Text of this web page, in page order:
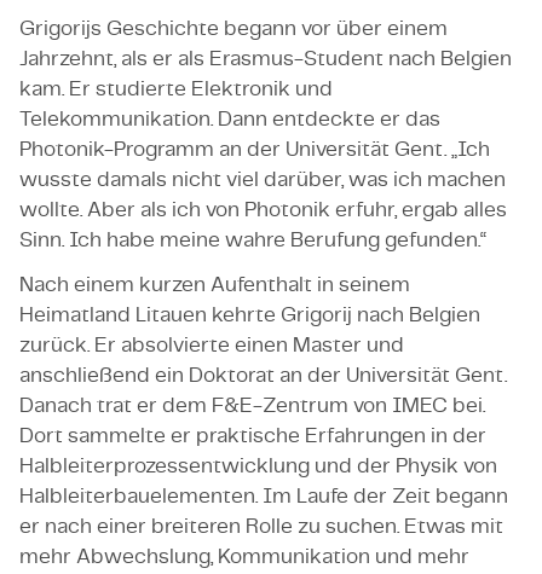
Grigorijs Geschichte begann vor über einem
Jahrzehnt, als er als Erasmus-Student nach Belgien
kam. Er studierte Elektronik und
Telekommunikation. Dann entdeckte er das
Photonik-Programm an der Universität Gent. „Ich
wusste damals nicht viel darüber, was ich machen
wollte. Aber als ich von Photonik erfuhr, ergab alles
Sinn. Ich habe meine wahre Berufung gefunden.“
Nach einem kurzen Aufenthalt in seinem
Heimatland Litauen kehrte Grigorij nach Belgien
zurück. Er absolvierte einen Master und
anschließend ein Doktorat an der Universität Gent.
Danach trat er dem F&E-Zentrum von IMEC bei.
Dort sammelte er praktische Erfahrungen in der
Halbleiterprozessentwicklung und der Physik von
Halbleiterbauelementen. Im Laufe der Zeit begann
er nach einer breiteren Rolle zu suchen. Etwas mit
mehr Abwechslung, Kommunikation und mehr